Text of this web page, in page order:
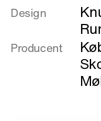
om
Design
Producent